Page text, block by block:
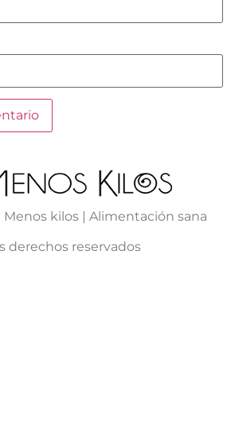
Menos kilos | Alimentación sana
derechos reservados